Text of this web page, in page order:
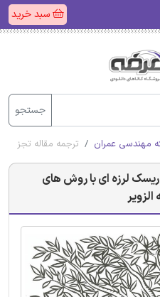
سبد خرید
جستجو
مهندسی عمران ترجمه مقاله تجزیه و
لرزه ای با روش های